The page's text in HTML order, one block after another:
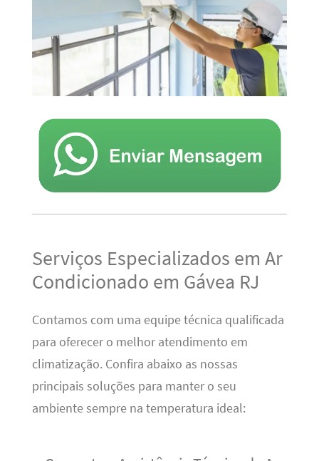
Serviços Especializados em Ar
Condicionado em Gávea RJ
Contamos com uma equipe técnica qualificada
para oferecer o melhor atendimento em
climatização. Confira abaixo as nossas
principais soluções para manter o seu
ambiente sempre na temperatura ideal: